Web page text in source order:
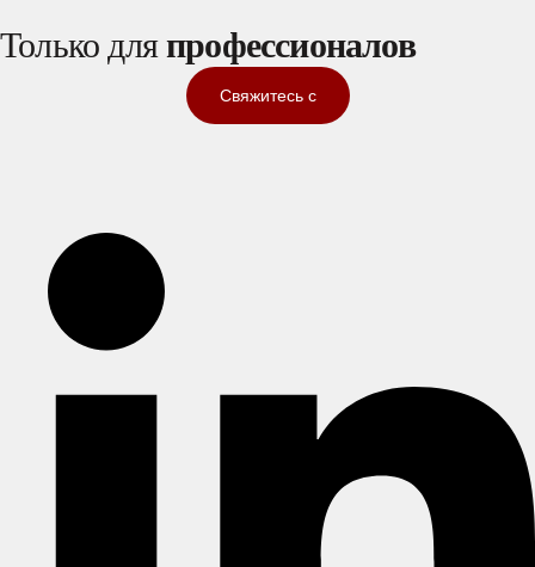
Только дляпрофессионалов
Свяжитесь с